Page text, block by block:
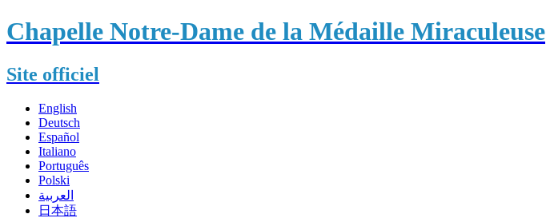
Chapelle Notre-Dame de la Médaille Miraculeuse
Site officiel
English
Deutsch
Español
Italiano
Português
Polski
العربية
日本語